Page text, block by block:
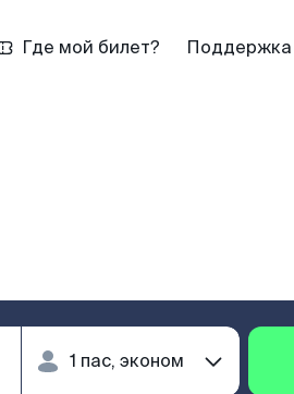
Где мой билет? Поддержка